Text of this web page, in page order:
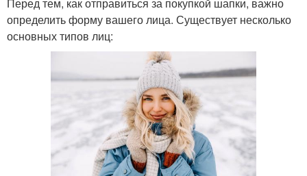
определить форму вашего лица. Существует несколько
основных типов лиц: